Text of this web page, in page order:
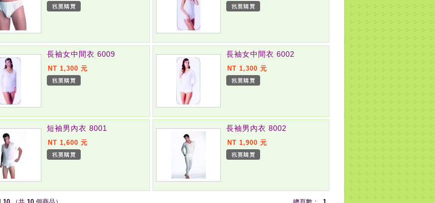
長袖女中間衣 6009
NT 1,300 元
長袖女中間衣 6002
NT 1,300 元
短袖男內衣 8001
NT 1,600 元
長袖男內衣 8002
NT 1,900 元